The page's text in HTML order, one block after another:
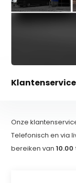
Klantenservice
Onze
Telefonisch en via
bereiken van